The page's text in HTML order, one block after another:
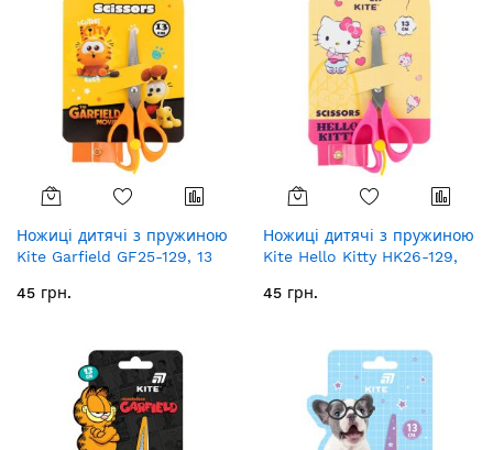
Ножиці дитячі з пружиною
Kite Garfield GF25-129, 13
45 грн.
Ножиці дитячі з пружиною
Kite Hello Kitty HK26-129,
45 грн.